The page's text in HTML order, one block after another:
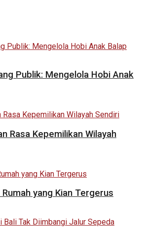
Publik: Mengelola Hobi Anak
Rasa Kepemilikan Wilayah
yang Kian Tergerus